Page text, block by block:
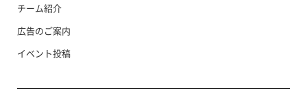
チーム紹介
広告のご案内
イベント投稿